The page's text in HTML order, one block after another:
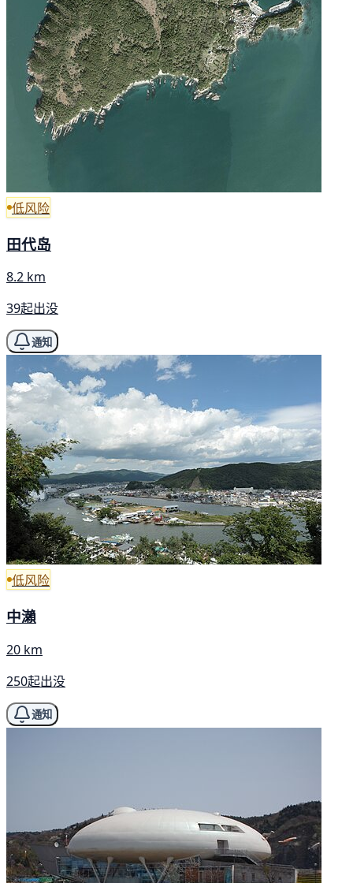
低风险
田代岛
8.2 km
39起出没
通知
低风险
中瀨
20 km
250起出没
通知